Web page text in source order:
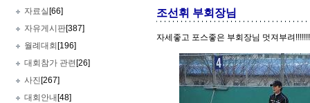
자료실 [66]
자유게시판[387]
월례대회 [196]
대회참가 관련 [26]
사진 [267]
대회안내 [48]
조선휘 부회장님
자세좋고 포스좋은 부회장님 멋져부려